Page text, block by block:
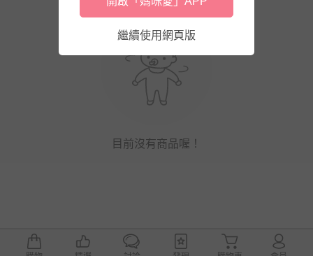
目前沒有商品喔！
繼續使用網頁版